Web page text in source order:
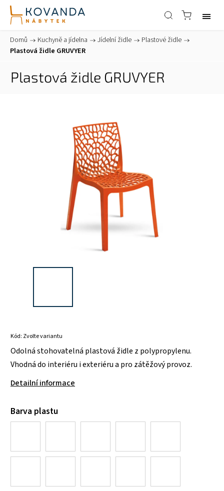
Domů / Kuchyně a jídelna / Jídelní židle / Plastové židle /
Plastová židle GRUVYER
Plastová židle GRUVYER
Kód: Zvolte variantu
Odolná stohovatelná plastová židle z polypropylenu.
Vhodná do interiéru i exteriéru a pro zátěžový provoz.
Detailní informace
Barva plastu